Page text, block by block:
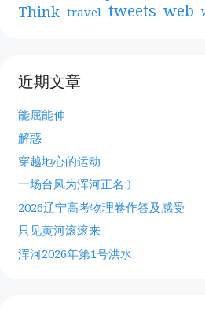
Think travel tweets web
近期文章
能屈能伸
解惑
穿越地心的运动
一场台风为浑河正名:)
2026辽宁高考物理卷作答及感受
只见黄河滚滚来
浑河2026年第1号洪水